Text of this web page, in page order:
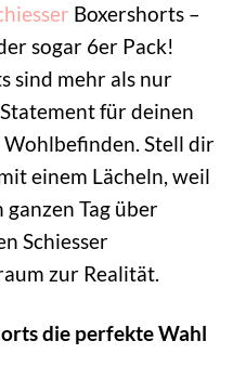
Boxershorts –
sogar 6er Pack!
sind mehr als nur
für deinen
Stell dir
einem Lächeln, weil
Tag über
Schiesser
zur Realität.
die perfekte Wahl